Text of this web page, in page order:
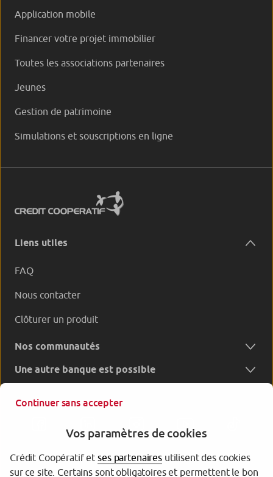
Application mobile
Financer votre projet immobilier
Toutes les associations partenaires
Jeunes
Gestion de patrimoine
Simulations et souscriptions en ligne
Liens utiles
FAQ
Nous contacter
Clôturer un produit
Nos communautés
Une autre banque est possible
Continuer sans accepter
Vos paramètres de cookies
Crédit Coopératif etses partenairesutilisent des cookies
sur ce site. Certains sont obligatoires et permettent le bon